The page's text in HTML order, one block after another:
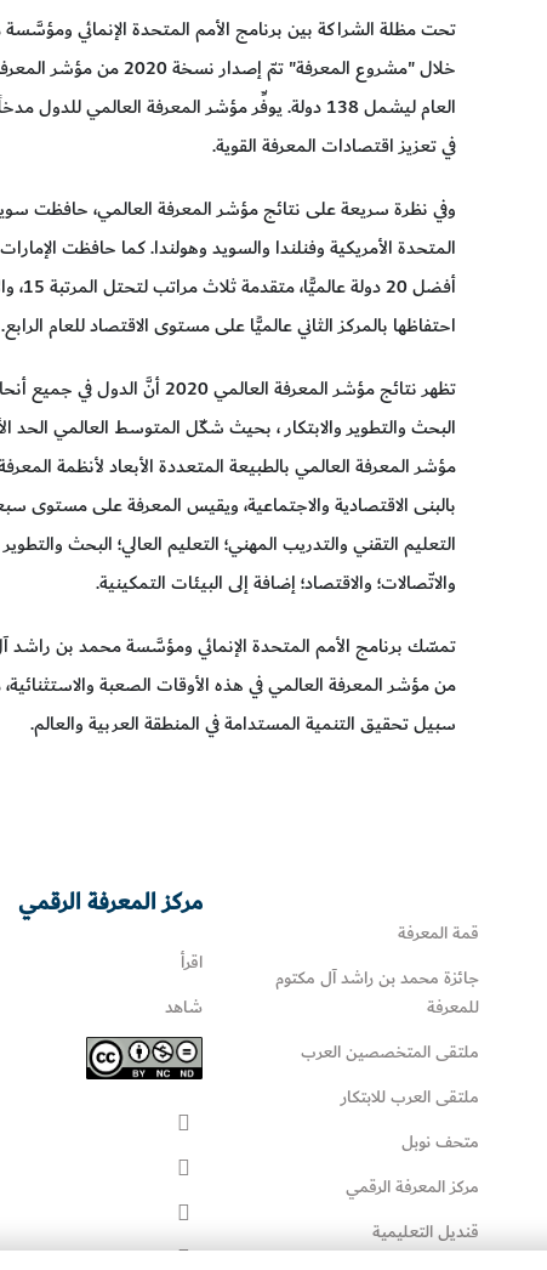
تحت مظلة الشراكة بين برنامج الأمم المتحدة الإنمائي
خلال "مشروع المعرفة" تمّ
العام ليشمل 138 دولة. يوفِّر مؤشر المعرفة العالمي
في تعزيز اقتصادات المعرفة القوية.
وفي نظرة سريعة على نتائج مؤشر المعرفة العالمي، حافظت
المتحدة الأمريكية وفنلندا والسويد وهولندا. كما حافظت
أفضل
احتفاظها بالمركز الثاني عالميًّا على مستوى الاقتصاد للعام الرابع.
تظهر نتائج مؤشر المعرفة العالمي
البحث والتطوير والابتكار ، بحيث شكّل المتوسط ​​العالمي الحد
مؤشر المعرفة العالمي بالطبيعة المتعددة الأبعاد لأنظمة
بالبنى الاقتصادية والاجتماعية، ويقيس المعرفة على مستوى
التعليم التقني والتدريب المهني؛ التعليم العالي؛ البحث
والاتّصالات؛ والاقتصاد؛ إضافة إلى البيئات التمكينية.
تمسّك برنامج الأمم المتحدة الإنمائي ومؤسَّسة محمد بن راشد
من مؤشر المعرفة العالمي في هذه الأوقات الصعبة
سبيل تحقيق التنمية المستدامة في المنطقة العربية والعالم.
قمة المعرفة
جائزة محمد بن راشد آل مكتوم
للمعرفة
ملتقى المتخصصين العرب
ملتقى العرب للابتكار
متحف نوبل
مركز المعرفة الرقمي
قنديل التعليمية
مركز المعرفة الرقمي
اقرأ
شاهد